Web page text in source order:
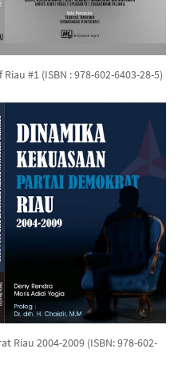
#1 (ISBN : 978-602-6403-28-5)
Riau 2004-2009 (ISBN: 978-602-